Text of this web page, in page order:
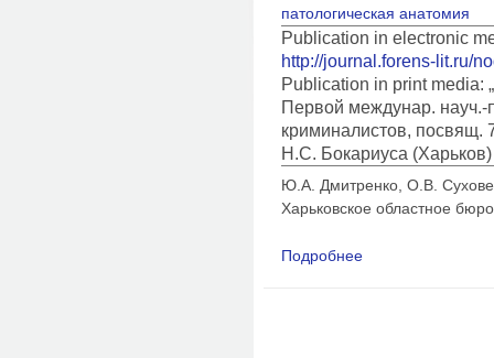
патологическая анатомия
Publication in electronic
http://journal.forens-lit.ru/
Publication in print media:
Первой междунар. науч.-
криминалистов, посвящ.
Н.С. Бокариуса (Харьков)
Ю.А. Дмитренко, О.В.
Харьковское областное
Подробнее